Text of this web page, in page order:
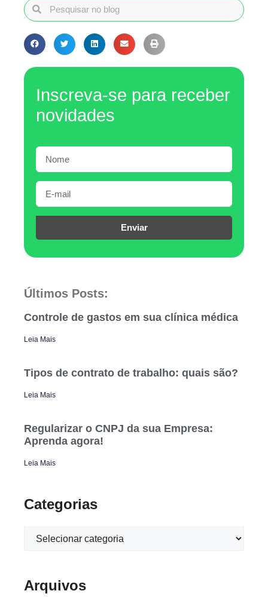
Inscreva-se para receber
novidades
Enviar
Últimos Posts:
Controle de gastos em sua clínica médica
Leia Mais
Tipos de contrato de trabalho: quais são?
Leia Mais
Regularizar o CNPJ da sua Empresa:
Aprenda agora!
Leia Mais
Categorias
Arquivos